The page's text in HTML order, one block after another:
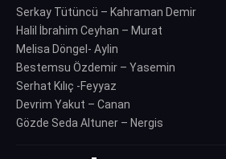
Serkay Tütüncü – Kahraman Demir
Halil İbrahim Ceyhan – Murat
Melisa Döngel- Aylin
Bestemsu Özdemir – Yasemin
Serhat Kılıç -Feyyaz
Devrim Yakut – Canan
Gözde Seda Altuner – Nergis